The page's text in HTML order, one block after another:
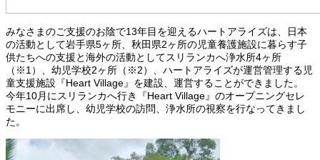
みなさまのご支援のお陰で13年目を迎えるハートアライズは、日本
の活動として岩手県5ヶ所、秋田県2ヶ所の児童養護施設に暮らす子
供たちへの支援と海外の活動としてスリランカへ浄水所4ヶ所
（※1）、幼児学校2ヶ所（※2）、ハートアライズが運営管理する児
童支援施設『Heart Village』を建設、運営することができました。
今年10月にスリランカへ行き『Heart Village』のオープニングセレ
モニーに出席し、幼児学校の訪問、浄水所の視察を行なってきまし
た。